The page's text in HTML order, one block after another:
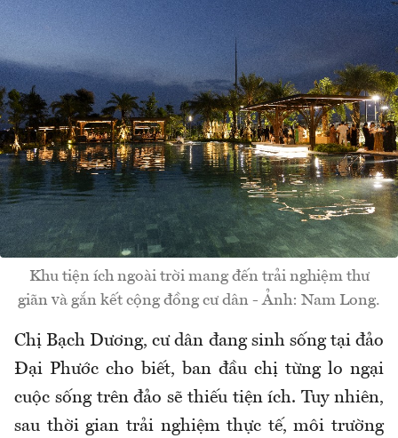
Khu tiện ích ngoài trời mang đến trải nghiệm thư
giãn và gắn kết cộng đồng cư dân - Ảnh: Nam Long.
Chị Bạch Dương, cư dân đang sinh sống tại đảo
Đại Phước cho biết, ban đầu chị từng lo ngại
cuộc sống trên đảo sẽ thiếu tiện ích. Tuy nhiên,
sau thời gian trải nghiệm thực tế, môi trường